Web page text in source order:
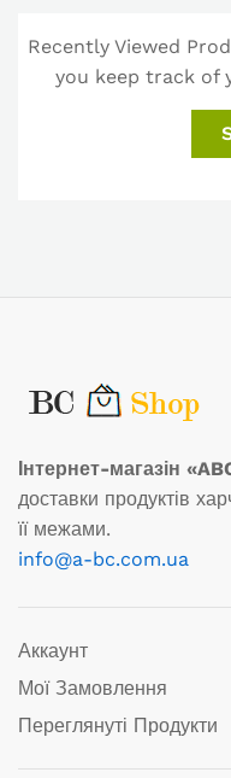
Recently Viewed
you keep track of
Інтернет-магазін
доставки продуктів
її межами.
info@a-bc.com.ua
Аккаунт
Мої Замовлення
Переглянуті Продукти